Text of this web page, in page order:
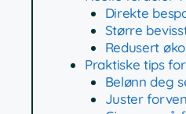
Direkte
Større
Redusert
Praktiske tips
Belønn deg
Juster